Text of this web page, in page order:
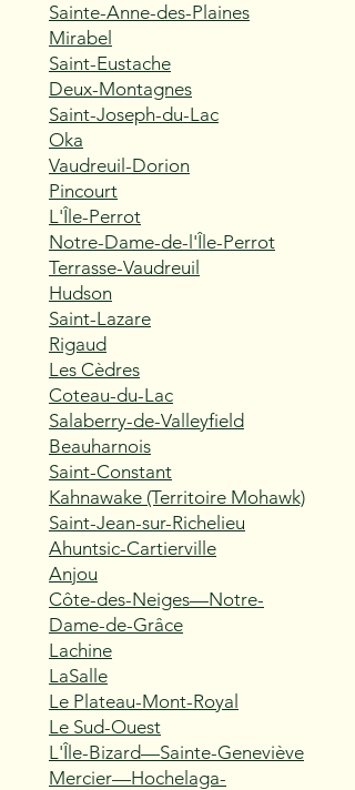
Sainte-Anne-des-Plaines
Mirabel
Saint-Eustache
Deux-Montagnes
Saint-Joseph-du-Lac
Oka
Vaudreuil-Dorion
Pincourt
L'Île-Perrot
Notre-Dame-de-l'Île-Perrot
Terrasse-Vaudreuil
Hudson
Saint-Lazare
Rigaud
Les Cèdres
Coteau-du-Lac
Salaberry-de-Valleyfield
Beauharnois
Saint-Constant
Kahnawake (Territoire Mohawk)
Saint-Jean-sur-Richelieu
Ahuntsic-Cartierville
Anjou
Côte-des-Neiges—Notre-
Dame-de-Grâce
Lachine
LaSalle
Le Plateau-Mont-Royal
Le Sud-Ouest
L'Île-Bizard—Sainte-Geneviève
Mercier—Hochelaga-